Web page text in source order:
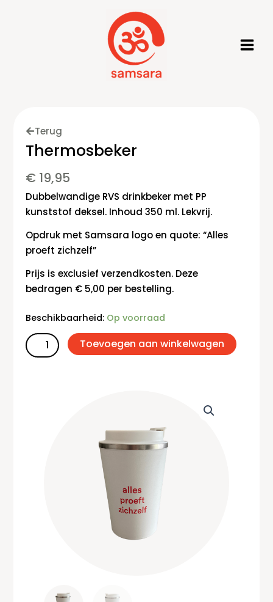
Terug
Thermosbeker
€ 19,95
Dubbelwandige RVS drinkbeker met PP
kunststof deksel. Inhoud 350 ml. Lekvrij.
Opdruk met Samsara logo en quote: “Alles
proeft zichzelf”
Prijs is exclusief verzendkosten. Deze
bedragen € 5,00 per bestelling.
Beschikbaarheid: Op voorraad
aantal
Toevoegen aan winkelwagen